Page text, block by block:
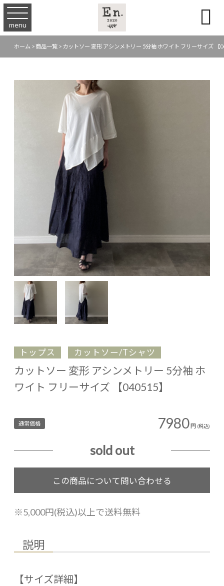
menu 
ホーム > 商品一覧 > カットソー 変形 アシンメトリー 5分袖 ホワイト フリーサイズ 【
トップス カットソー/Tシャツ
カットソー 変形 アシンメトリー 5分袖 ホ
ワイト フリーサイズ 【040515】
通常価格 7980円 (税込)
sold out
※5,000円(税込)以上で送料無料
説明
【サイズ詳細】